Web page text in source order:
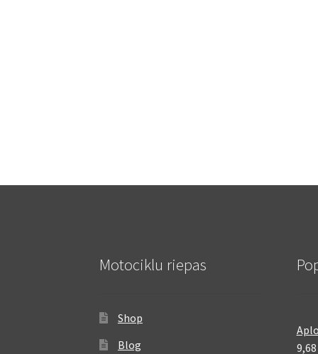
Motociklu riepas
Shop
Blog
9,68